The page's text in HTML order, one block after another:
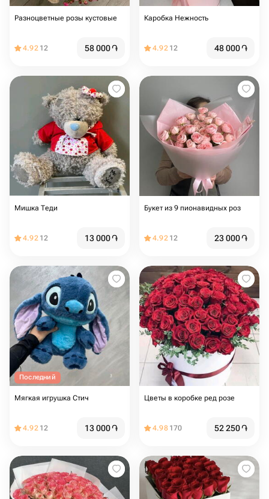
Разноцветные розы кустовые
4.92 12 58 000֏
Каробка Нежность
4.92 12 48 000֏
Мишка Теди
4.92 12 13 000֏
Букет из 9 пионавидных роз
4.92 12 23 000֏
Последний
Мягкая игрушка Стич
4.92 12 13 000֏
Цветы в коробке ред розе
4.98 170 52 250֏